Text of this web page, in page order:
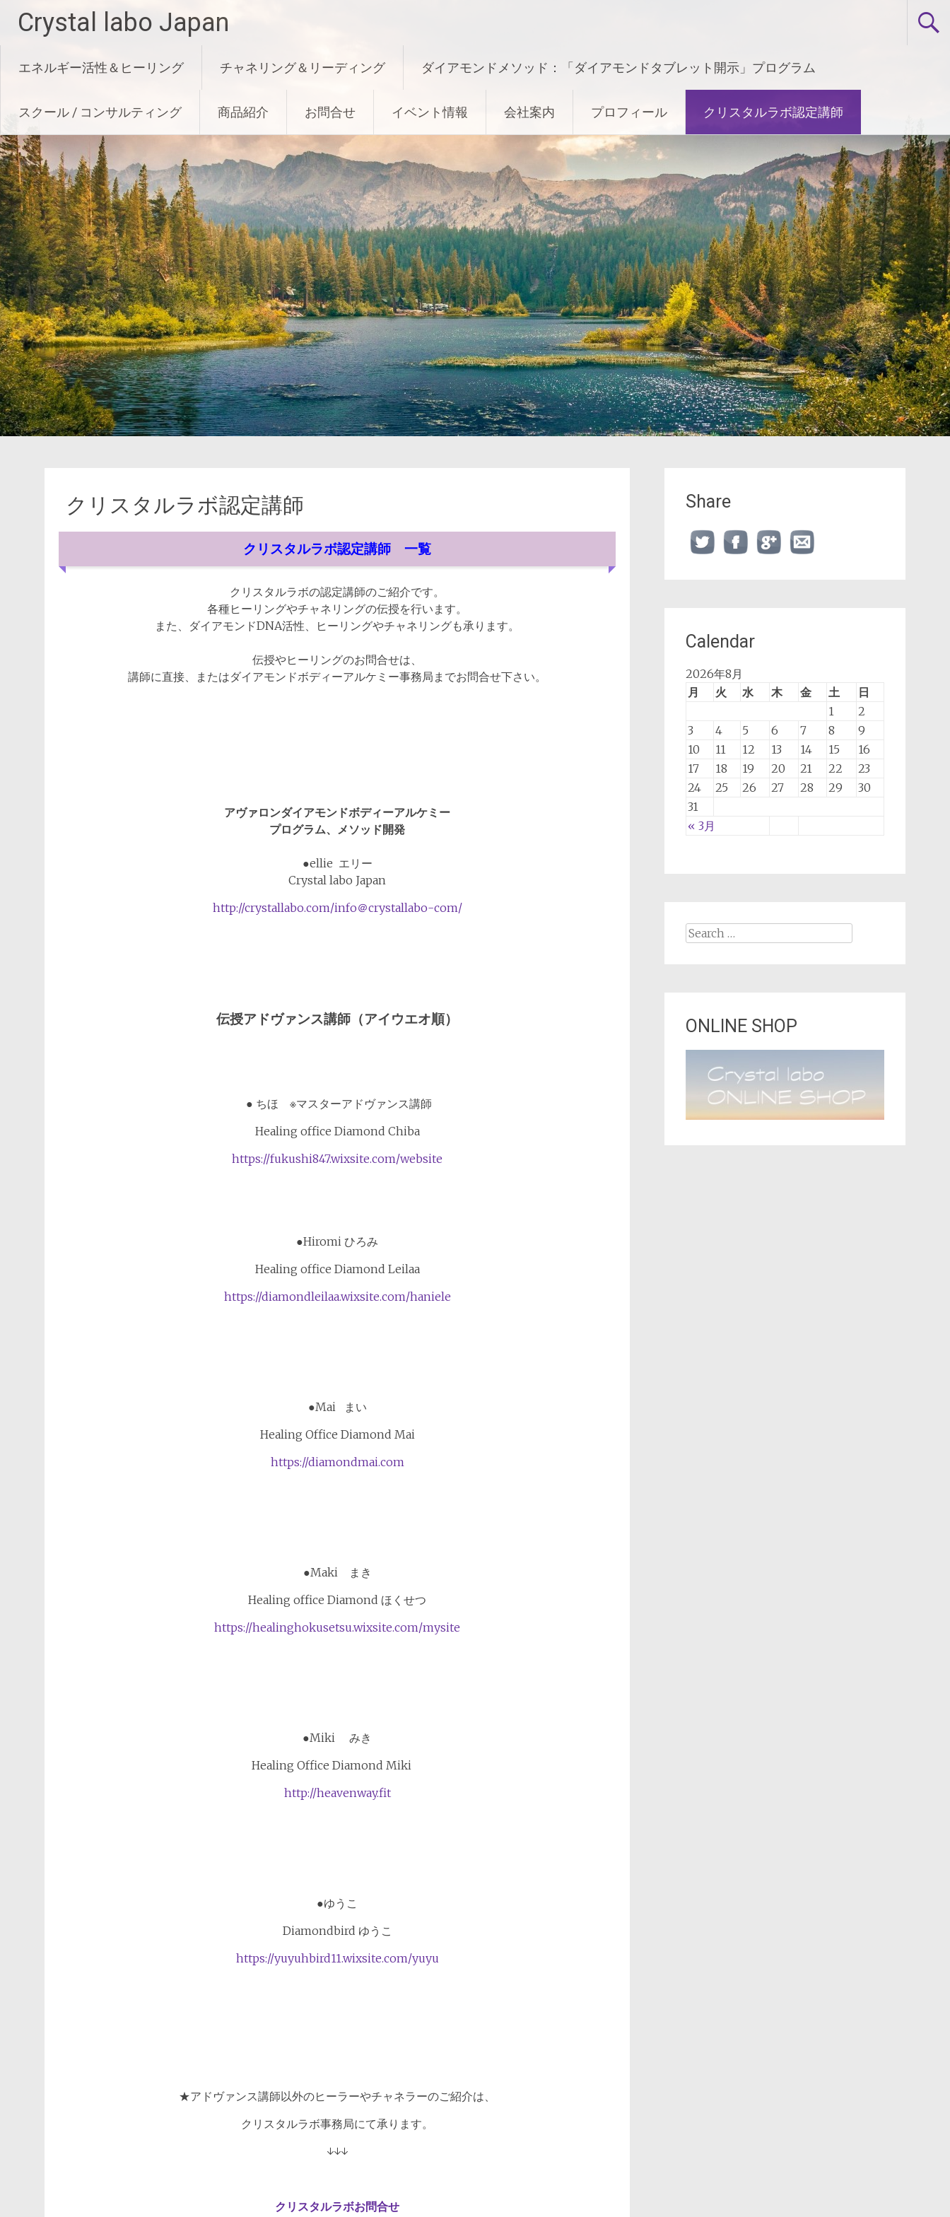
Crystal labo Japan
エネルギー活性＆ヒーリング チャネリング＆リーディング ダイアモンドメソッド：「ダイアモンドタブレット開示」プログラム
スクール / コンサルティング 商品紹介 お問合せ イベント情報 会社案内 プロフィール クリスタルラボ認定講師
クリスタルラボ認定講師
クリスタルラボ認定講師 一覧
クリスタルラボの認定講師のご紹介です。
各種ヒーリングやチャネリングの伝授を行います。
また、ダイアモンドDNA活性、ヒーリングやチャネリングも承ります。
伝授やヒーリングのお問合せは、
講師に直接、またはダイアモンドボディーアルケミー事務局までお問合せ下さい。
アヴァロンダイアモンドボディーアルケミー
プログラム、メソッド開発
●ellie エリー
Crystal labo Japan
http://crystallabo.com/info＠crystallabo-com/
伝授アドヴァンス講師（アイウエオ順）
● ちほ ※マスターアドヴァンス講師
Healing office Diamond Chiba
https://fukushi847.wixsite.com/website
●Hiromi ひろみ
Healing office Diamond Leilaa
https://diamondleilaa.wixsite.com/haniele
●Mai まい
Healing Office Diamond Mai
https://diamondmai.com
●Maki まき
Healing office Diamond ほくせつ
https://healinghokusetsu.wixsite.com/mysite
●Miki みき
Healing Office Diamond Miki
http://heavenway.fit
●ゆうこ
Diamondbird ゆうこ
https://yuyuhbird11.wixsite.com/yuyu
★アドヴァンス講師以外のヒーラーやチャネラーのご紹介は、
クリスタルラボ事務局にて承ります。
↓↓↓
クリスタルラボお問合せ
Share
Calendar
2026年8月
月
火 水 木 金 土 日
« 3月
1
2
3
4 5 6 7 8
9
10
11 12 13 14 15
16
17
18 19 20 21 22
23
24
25 26 27 28 29
30
31
Search for:
ONLINE SHOP